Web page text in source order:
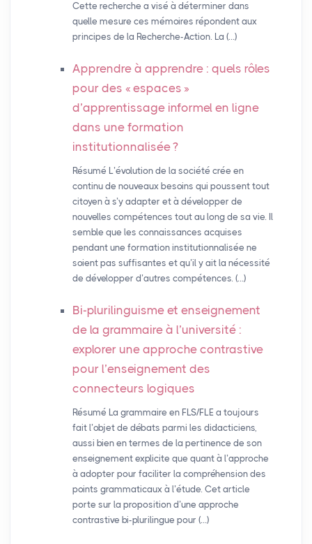
Cette recherche a visé à déterminer dans
quelle mesure ces mémoires répondent aux
principes de la Recherche-Action. La (…)
Apprendre à apprendre : quels rôles
pour des « espaces »
d’apprentissage informel en ligne
dans une formation
institutionnalisée?
Résumé L’évolution de la société crée en
continu de nouveaux besoins qui poussent tout
citoyen à s’y adapter et à développer de
nouvelles compétences tout au long de sa vie. Il
semble que les connaissances acquises
pendant une formation institutionnalisée ne
soient pas suffisantes et qu’il y ait la nécessité
de développer d’autres compétences. (…)
Bi-plurilinguisme et enseignement
de la grammaire à l’université :
explorer une approche contrastive
pour l’enseignement des
connecteurs logiques
Résumé La grammaire en FLS/FLE a toujours
fait l’objet de débats parmi les didacticiens,
aussi bien en termes de la pertinence de son
enseignement explicite que quant à l’approche
à adopter pour faciliter la compréhension des
points grammaticaux à l’étude. Cet article
porte sur la proposition d’une approche
contrastive bi-plurilingue pour (…)